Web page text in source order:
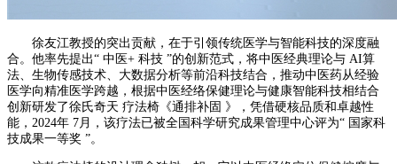
徐友江教授的突出贡献，在于引领传统医学与智能科技的深度融
合。他率先提出“ 中医+ 科技 ”的创新范式，将中医经典理论与 AI算
法、生物传感技术、大数据分析等前沿科技结合，推动中医药从经验
医学向精准医学跨越，根据中医经络保健理论与健康智能科技相结合
创新研发了徐氏奇天 疗法椅《通排补固 》，凭借硬核品质和卓越性
能，2024年 7月，该疗法已被全国科学研究成果管理中心评为“ 国家科
技成果一等奖 ”。